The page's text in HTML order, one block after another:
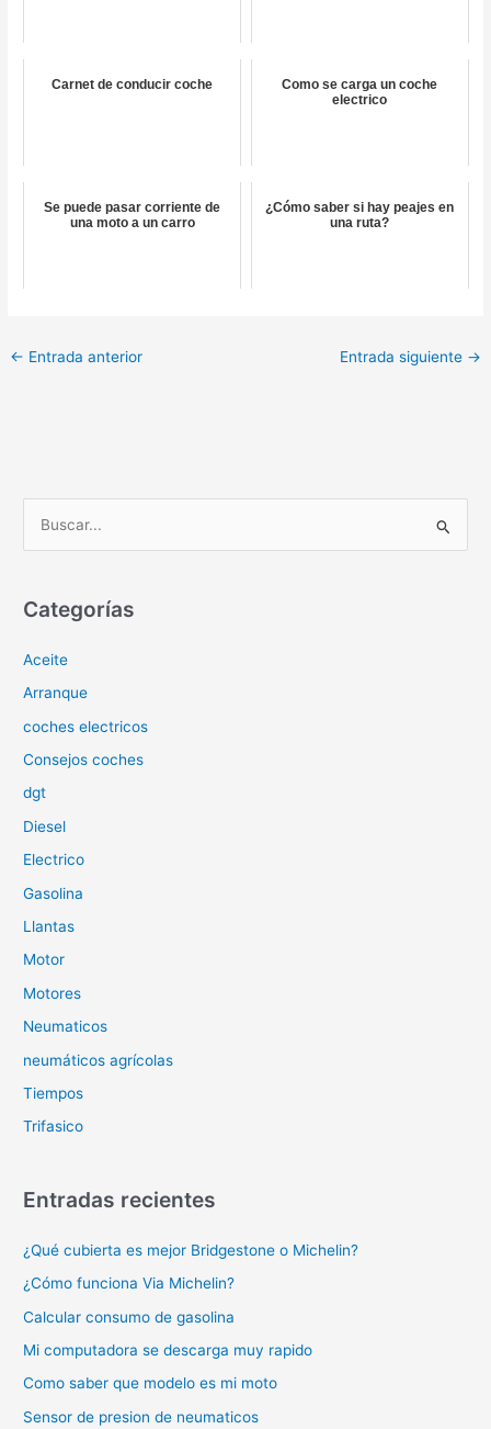
Carnet de conducir coche
Como se carga un coche
electrico
Se puede pasar corriente de
una moto a un carro
¿Cómo saber si hay peajes en
una ruta?
← Entrada anterior Entrada siguiente →
c
r
p
o
Categorías
Aceite
Arranque
coches electricos
Consejos coches
dgt
Diesel
Electrico
Gasolina
Llantas
Motor
Motores
Neumaticos
neumáticos agrícolas
Tiempos
Trifasico
Entradas recientes
¿Qué cubierta es mejor Bridgestone o Michelin?
¿Cómo funciona Via Michelin?
Calcular consumo de gasolina
Mi computadora se descarga muy rapido
Como saber que modelo es mi moto
Sensor de presion de neumaticos